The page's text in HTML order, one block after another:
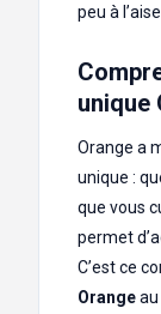
peu à
unique
Orange a
unique :
que vous
permet
C’est ce
Orangeau